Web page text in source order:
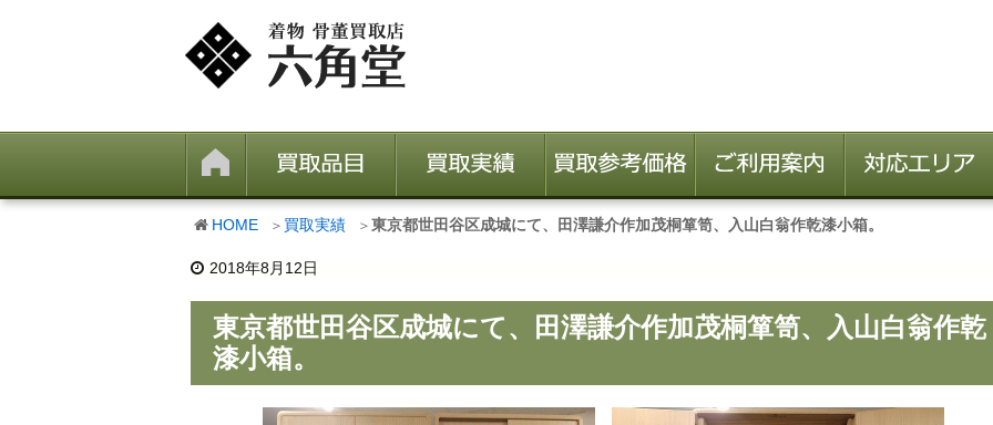
HOME 買取実績 東京都世田谷区成城にて、田澤謙介作加茂桐箪笥、入山白翁作乾漆小箱。
2018年8月12日
東京都世田谷区成城にて、田澤謙介作加茂桐箪笥、入山白翁作乾
漆小箱。